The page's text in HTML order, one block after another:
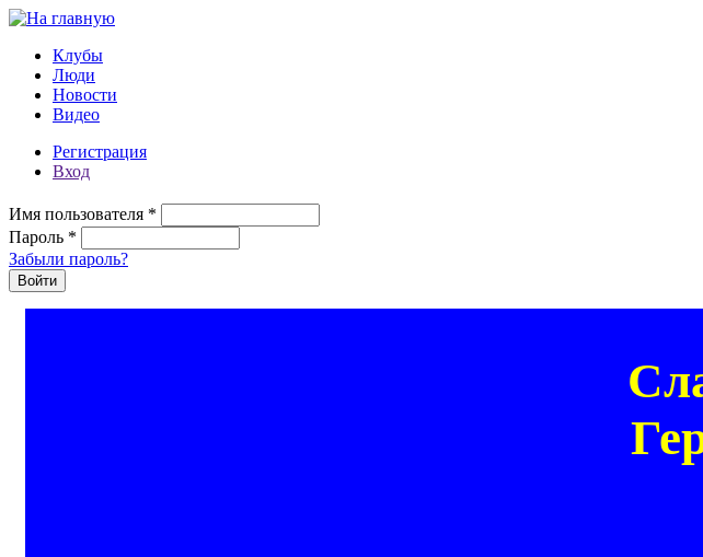
Перейти к основному содержанию
Клубы
Люди
Новости
Видео
Регистрация
Вход
Имя пользователя *
Пароль *
Забыли пароль?